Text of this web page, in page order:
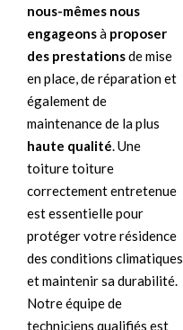
nous-mêmes nous
engageonsà proposer
des prestationsde mise
en place, de réparation et
également de
maintenance de la plus
haute qualité. Une
toiture toiture
correctement entretenue
est essentielle pour
protéger votre résidence
des conditions climatiques
et maintenir sa durabilité.
Notre équipe de
techniciens qualifiés est